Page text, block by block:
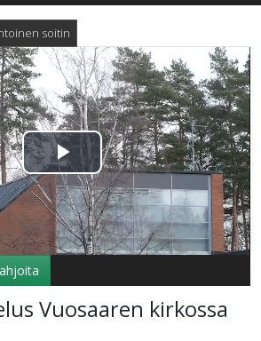
soitin
Toista
Video
Vuosaaren kirkossa